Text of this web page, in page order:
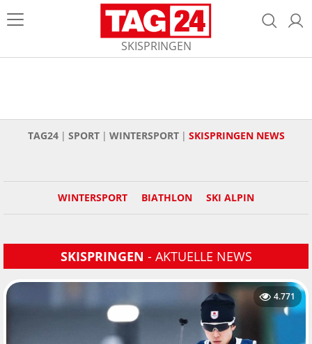
SKISPRINGEN
TAG24 SPORT WINTERSPORT SKISPRINGEN NEWS
WINTERSPORT BIATHLON SKI ALPIN
SKISPRINGEN - AKTUELLE NEWS
4.771